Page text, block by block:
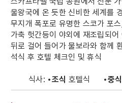
울왕국에 온 듯한 신비한 세계를
무지개 폭포로 유명한 스코가 포
가축 헛간등이 야외에 재조립되
뒤로 걸어 들어가 물보라와 함께
석식 후 호텔 체크인 및 휴식
식사: •조식 호텔식 •중식